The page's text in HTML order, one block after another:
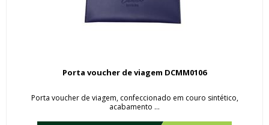
Porta voucher de viagem DCMM0106
Porta voucher de viagem, confeccionado em couro sintético,
acabamento ...